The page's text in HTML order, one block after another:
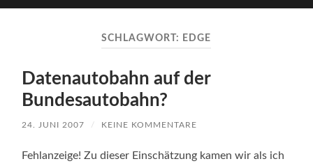
Menü
SCHLAGWORT: EDGE
Datenautobahn auf der
Bundesautobahn?
24. JUNI 2007 / KEINE KOMMENTARE
Fehlanzeige! Zu dieser Einschätzung kamen wir als ich